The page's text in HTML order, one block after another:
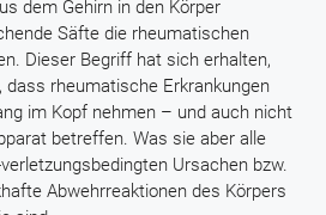
dem Gehirn in den Körper
Säfte die rheumatischen
Dieser Begriff hat sich erhalten,
rheumatische Erkrankungen
im Kopf nehmen – und auch nicht
betreffen. Was sie aber alle
Ursachen bzw.
Abwehrreaktionen des Körpers